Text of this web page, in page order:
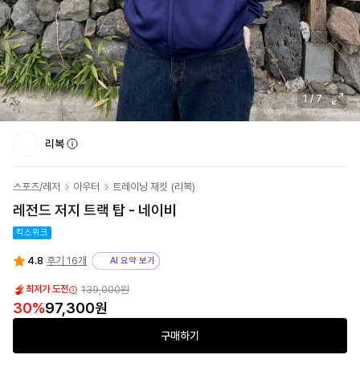
1/7
리복
스포츠/레저 아우터 트레이닝 재킷 (리복)
레전드 저지 트랙 탑 - 네이비
킥스위크
4.8 후기 16개 AI 요약 보기
최저가 도전 139,000원
30%97,300원
구매하기